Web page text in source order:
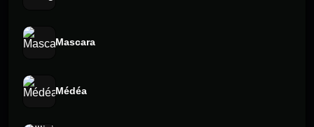
Mascara
Médéa